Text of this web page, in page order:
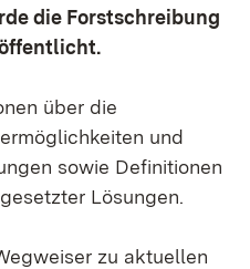
die Forstschreibung
über die
und
sowie Definitionen
Lösungen.
zu aktuellen